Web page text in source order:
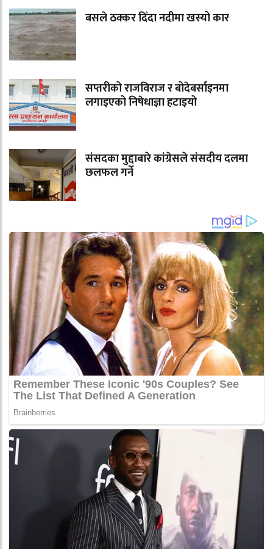
बसले ठक्कर दिँदा नदीमा खस्यो कार
सप्तरीको राजविराज र बोदेबर्साइनमा
लगाइएको निषेधाज्ञा हटाइयो
संसदका मुद्दाबारे कांग्रेसले संसदीय दलमा
छलफल गर्ने